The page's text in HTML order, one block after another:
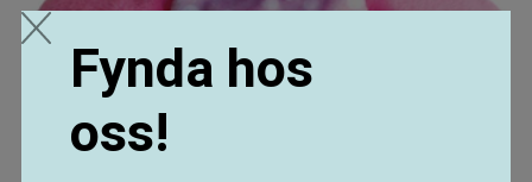
Fynda hos
oss!